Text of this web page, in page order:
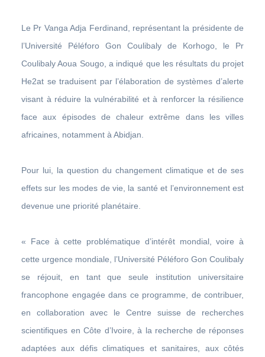
Le Pr Vanga Adja Ferdinand, représentant la présidente de
l’Université Péléforo Gon Coulibaly de Korhogo, le Pr
Coulibaly Aoua Sougo, a indiqué que les résultats du projet
He2at se traduisent par l’élaboration de systèmes d’alerte
visant à réduire la vulnérabilité et à renforcer la résilience
face aux épisodes de chaleur extrême dans les villes
africaines, notamment à Abidjan.
Pour lui, la question du changement climatique et de ses
effets sur les modes de vie, la santé et l’environnement est
devenue une priorité planétaire.
« Face à cette problématique d’intérêt mondial, voire à
cette urgence mondiale, l’Université Péléforo Gon Coulibaly
se réjouit, en tant que seule institution universitaire
francophone engagée dans ce programme, de contribuer,
en collaboration avec le Centre suisse de recherches
scientifiques en Côte d’Ivoire, à la recherche de réponses
adaptées aux défis climatiques et sanitaires, aux côtés